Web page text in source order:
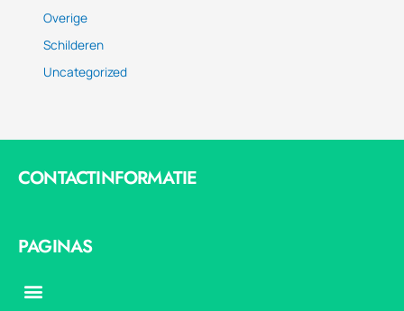
Overige
Schilderen
Uncategorized
CONTACTINFORMATIE
PAGINAS
Menu